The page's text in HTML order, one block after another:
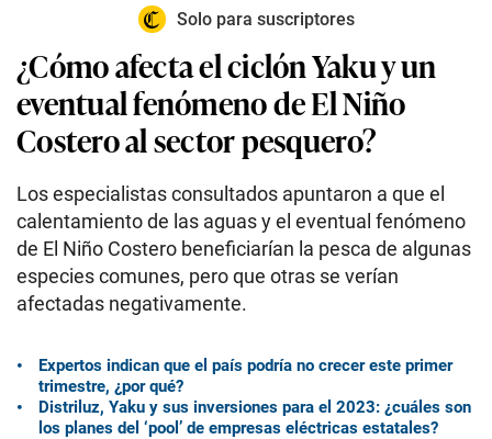
Solo para suscriptores
¿Cómo afecta el ciclón Yaku y un
eventual fenómeno de El Niño
Costero al sector pesquero?
Los especialistas consultados apuntaron a que el
calentamiento de las aguas y el eventual fenómeno
de El Niño Costero beneficiarían la pesca de algunas
especies comunes, pero que otras se verían
afectadas negativamente.
Expertos indican que el país podría no crecer este primer
trimestre, ¿por qué?
Distriluz, Yaku y sus inversiones para el 2023: ¿cuáles son
los planes del ‘pool’ de empresas eléctricas estatales?